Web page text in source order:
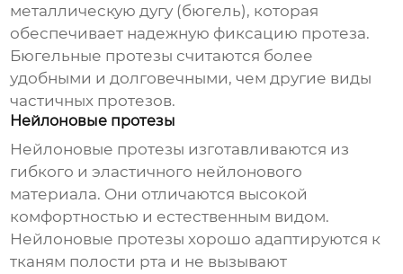
металлическую дугу (бюгель), которая
обеспечивает надежную фиксацию протеза.
Бюгельные протезы считаются более
удобными и долговечными, чем другие виды
частичных протезов.
Нейлоновые протезы
Нейлоновые протезы изготавливаются из
гибкого и эластичного нейлонового
материала. Они отличаются высокой
комфортностью и естественным видом.
Нейлоновые протезы хорошо адаптируются к
тканям полости рта и не вызывают